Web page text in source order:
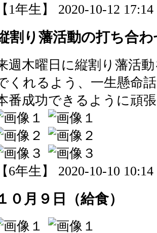
【1年生】 2020-10-12
割り藩活動の打ち合わ
週木曜日に縦割り藩活
くれるよう、一生懸命
番成功できるように頑
【6年生】 2020-10-10
０月９日（給食）